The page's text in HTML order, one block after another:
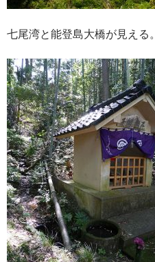
七尾湾と能登島大橋が見える。